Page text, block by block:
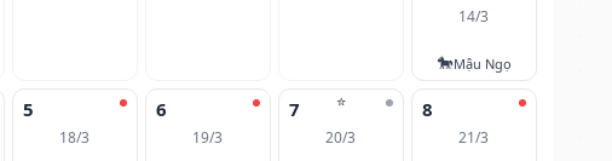
14/3
🐎Mậu Ngọ
5
18/3
6
19/3
⭐
7
20/3
8
21/3